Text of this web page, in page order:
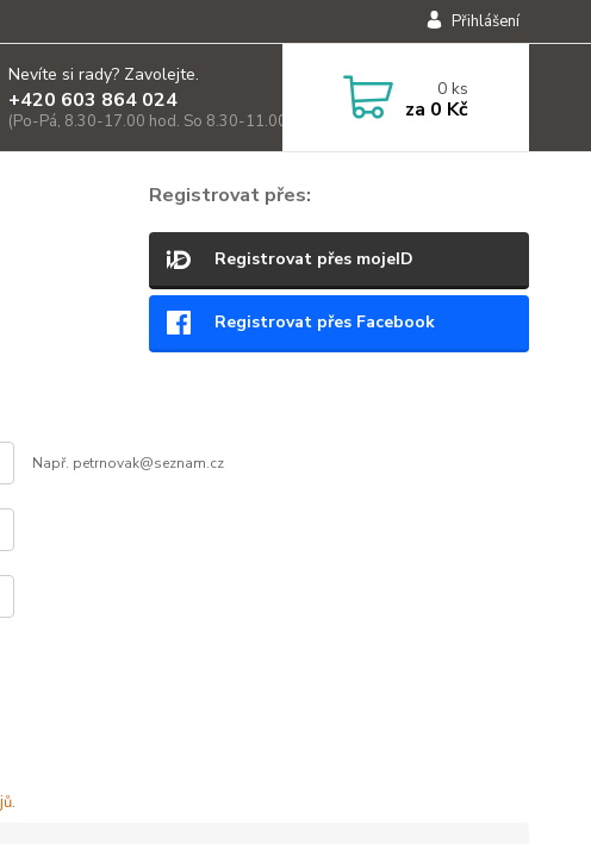
Přihlášení
Nevíte si rady? Zavolejte.
+420 603 864 024
(Po-Pá, 8.30-17.00 hod. So 8.30-11.00)
0ks
za 0 Kč
Registrovat přes:
Registrovat přes mojeID
Registrovat přes Facebook
Např. petrnovak@seznam.cz
.